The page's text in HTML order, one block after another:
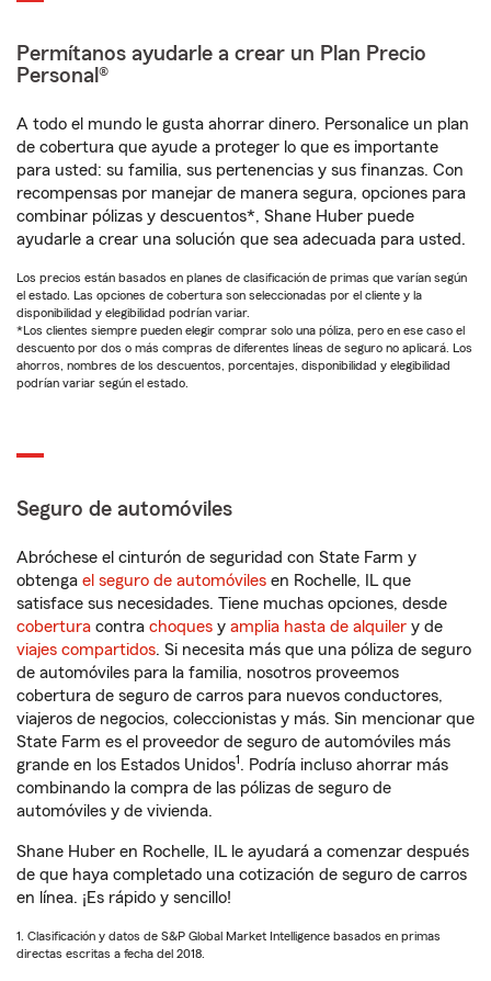
Permítanos ayudarle a crear un Plan Precio
Personal®
A todo el mundo le gusta ahorrar dinero. Personalice un plan
de cobertura que ayude a proteger lo que es importante
para usted: su familia, sus pertenencias y sus finanzas. Con
recompensas por manejar de manera segura, opciones para
combinar pólizas y descuentos*, Shane Huber puede
ayudarle a crear una solución que sea adecuada para usted.
Los precios están basados en planes de clasificación de primas que varían según
el estado. Las opciones de cobertura son seleccionadas por el cliente y la
disponibilidad y elegibilidad podrían variar.
*Los clientes siempre pueden elegir comprar solo una póliza, pero en ese caso el
descuento por dos o más compras de diferentes líneas de seguro no aplicará. Los
ahorros, nombres de los descuentos, porcentajes, disponibilidad y elegibilidad
podrían variar según el estado.
Seguro de automóviles
Abróchese el cinturón de seguridad con State Farm y
obtenga el seguro de automóviles en Rochelle, IL que
satisface sus necesidades. Tiene muchas opciones, desde
cobertura contra choques y amplia hasta de alquiler y de
viajes compartidos. Si necesita más que una póliza de seguro
de automóviles para la familia, nosotros proveemos
cobertura de seguro de carros para nuevos conductores,
viajeros de negocios, coleccionistas y más. Sin mencionar que
State Farm es el proveedor de seguro de automóviles más
grande en los Estados Unidos1. Podría incluso ahorrar más
combinando la compra de las pólizas de seguro de
automóviles y de vivienda.
Shane Huber en Rochelle, IL le ayudará a comenzar después
de que haya completado una cotización de seguro de carros
en línea. ¡Es rápido y sencillo!
1. Clasificación y datos de S&P Global Market Intelligence basados en primas
directas escritas a fecha del 2018.